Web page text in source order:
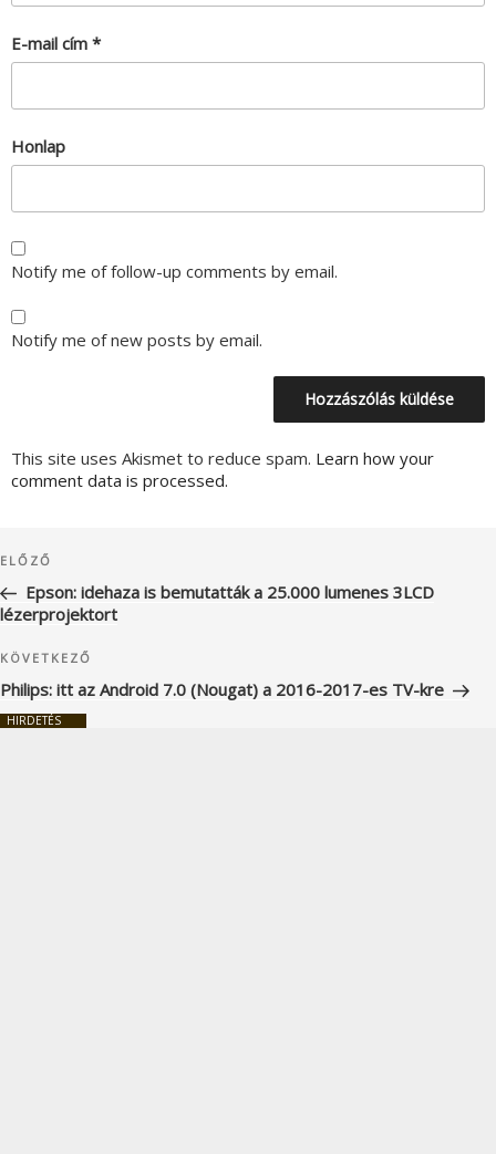
E-mail cím *
Honlap
Notify me of follow-up comments by email.
Notify me of new posts by email.
This site uses Akismet to reduce spam. Learn how your
comment data is processed.
navigáció
Korábbi
bejegyzés
ELŐZŐ
Epson: idehaza is bemutatták a 25.000 lumenes 3LCD
lézerprojektort
Következő
bejegyzés
KÖVETKEZŐ
Philips: itt az Android 7.0 (Nougat) a 2016-2017-es TV-kre
HIRDETÉS